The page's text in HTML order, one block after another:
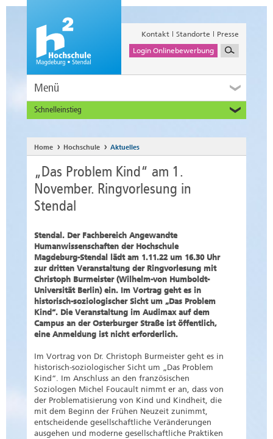
Kontakt Standorte
Presse
Login Onlinebewerbung
Menü
Schnelleinstieg
Alumni
Unternehmen und Institutionen
Studierende
Beschäftigte
International
Home Hochschule Aktuelles
„Das Problem Kind“ am 1.
November. Ringvorlesung in
Stendal
Stendal. Der Fachbereich Angewandte
Humanwissenschaften der Hochschule
Magdeburg-Stendal lädt am 1.11.22 um 16.30 Uhr
zur dritten Veranstaltung der Ringvorlesung mit
Christoph Burmeister (Wilhelm-von Humboldt-
Universität Berlin) ein. Im Vortrag geht es in
historisch-soziologischer Sicht um „Das Problem
Kind“. Die Veranstaltung im Audimax auf dem
Campus an der Osterburger Straße ist öffentlich,
eine Anmeldung ist nicht erforderlich.
Im Vortrag von Dr. Christoph Burmeister geht es in
historisch-soziologischer Sicht um „Das Problem
Kind“. Im Anschluss an den französischen
Soziologen Michel Foucault nimmt er an, dass von
der Problematisierung von Kind und Kindheit, die
mit dem Beginn der Frühen Neuzeit zunimmt,
entscheidende gesellschaftliche Veränderungen
ausgehen und moderne gesellschaftliche Praktiken